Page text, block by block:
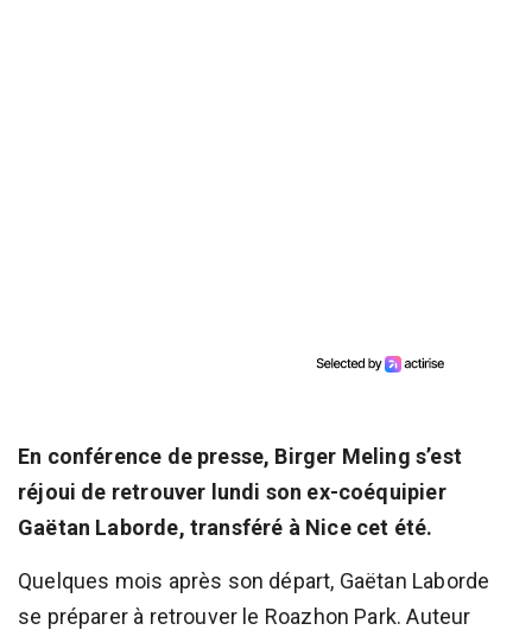
En conférence de presse, Birger Meling s’est
réjoui de retrouver lundi son ex-coéquipier
Gaëtan Laborde, transféré à Nice cet été.
Quelques mois après son départ, Gaëtan Laborde
se préparer à retrouver le Roazhon Park. Auteur